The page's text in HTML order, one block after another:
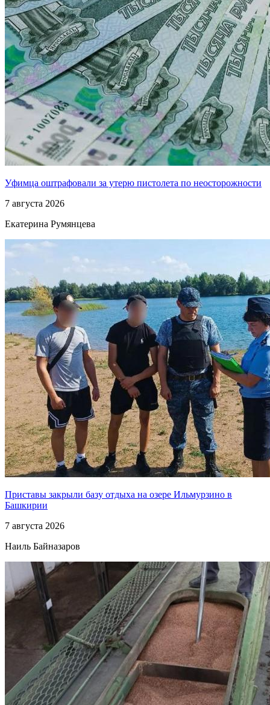
Уфимца оштрафовали за утерю пистолета по неосторожности
7 августа 2026
Екатерина Румянцева
Приставы закрыли базу отдыха на озере Ильмурзино в
Башкирии
7 августа 2026
Наиль Байназаров